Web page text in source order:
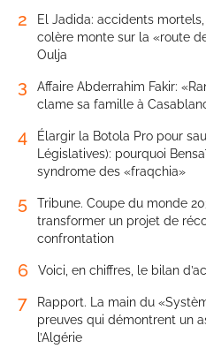
2
El Jadida: accidents
colère monte sur la «route
Oulja
3
Affaire Abderrahim Fakir:
clame sa famille à
4
Élargir la Botola Pro pour
Législatives): pourquoi
syndrome des «fraqchia»
5
Tribune. Coupe du monde
transformer un projet de
confrontation
6 Voici, en chiffres, le bilan
7
Rapport. La main du
preuves qui démontrent un
l’Algérie